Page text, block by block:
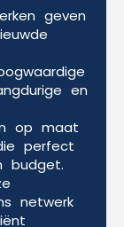
geven
en
op maat
perfect
budget.
netwerk